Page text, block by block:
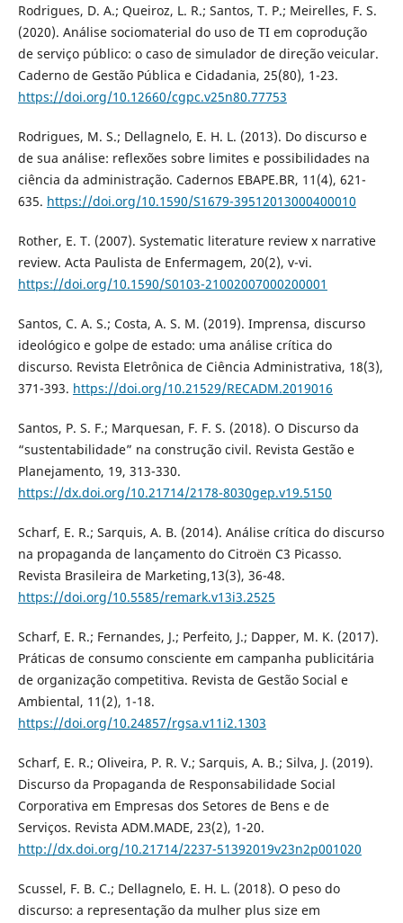
Rodrigues, D. A.; Queiroz, L. R.; Santos, T. P.; Meirelles, F. S.
(2020). Análise sociomaterial do uso de TI em coprodução
de serviço público: o caso de simulador de direção veicular.
Caderno de Gestão Pública e Cidadania, 25(80), 1-23.
https://doi.org/10.12660/cgpc.v25n80.77753
Rodrigues, M. S.; Dellagnelo, E. H. L. (2013). Do discurso e
de sua análise: reflexões sobre limites e possibilidades na
ciência da administração. Cadernos EBAPE.BR, 11(4), 621-
635. https://doi.org/10.1590/S1679-39512013000400010
Rother, E. T. (2007). Systematic literature review x narrative
review. Acta Paulista de Enfermagem, 20(2), v-vi.
https://doi.org/10.1590/S0103-21002007000200001
Santos, C. A. S.; Costa, A. S. M. (2019). Imprensa, discurso
ideológico e golpe de estado: uma análise crítica do
discurso. Revista Eletrônica de Ciência Administrativa, 18(3),
371-393. https://doi.org/10.21529/RECADM.2019016
Santos, P. S. F.; Marquesan, F. F. S. (2018). O Discurso da
“sustentabilidade” na construção civil. Revista Gestão e
Planejamento, 19, 313-330.
https://dx.doi.org/10.21714/2178-8030gep.v19.5150
Scharf, E. R.; Sarquis, A. B. (2014). Análise crítica do discurso
na propaganda de lançamento do Citroën C3 Picasso.
Revista Brasileira de Marketing,13(3), 36-48.
https://doi.org/10.5585/remark.v13i3.2525
Scharf, E. R.; Fernandes, J.; Perfeito, J.; Dapper, M. K. (2017).
Práticas de consumo consciente em campanha publicitária
de organização competitiva. Revista de Gestão Social e
Ambiental, 11(2), 1-18.
https://doi.org/10.24857/rgsa.v11i2.1303
Scharf, E. R.; Oliveira, P. R. V.; Sarquis, A. B.; Silva, J. (2019).
Discurso da Propaganda de Responsabilidade Social
Corporativa em Empresas dos Setores de Bens e de
Serviços. Revista ADM.MADE, 23(2), 1-20.
http://dx.doi.org/10.21714/2237-51392019v23n2p001020
Scussel, F. B. C.; Dellagnelo, E. H. L. (2018). O peso do
discurso: a representação da mulher plus size em